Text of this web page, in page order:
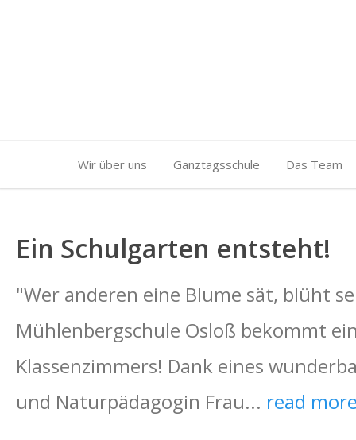
Wir über uns Ganztagsschule Das Team
Ein Schulgarten entsteht!
"Wer anderen eine Blume sät, blüht
Mühlenbergschule Osloß bekommt
Klassenzimmers! Dank eines
und Naturpädagogin Frau... read